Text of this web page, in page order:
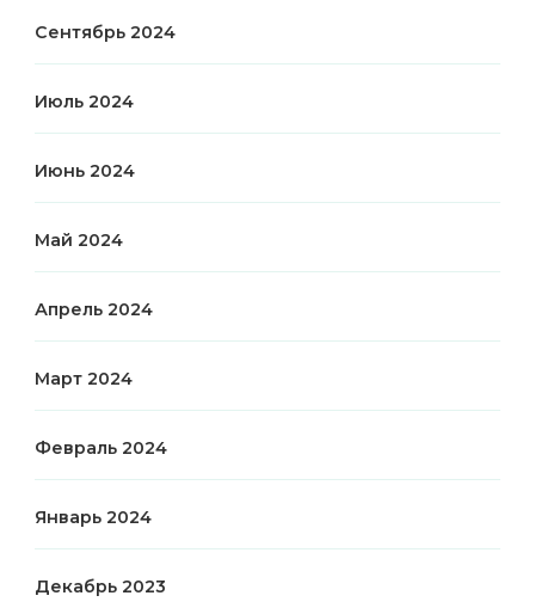
Сентябрь 2024
Июль 2024
Июнь 2024
Май 2024
Апрель 2024
Март 2024
Февраль 2024
Январь 2024
Декабрь 2023